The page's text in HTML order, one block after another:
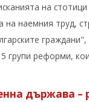
на
на наемния труд,
групи реформи,
държава –